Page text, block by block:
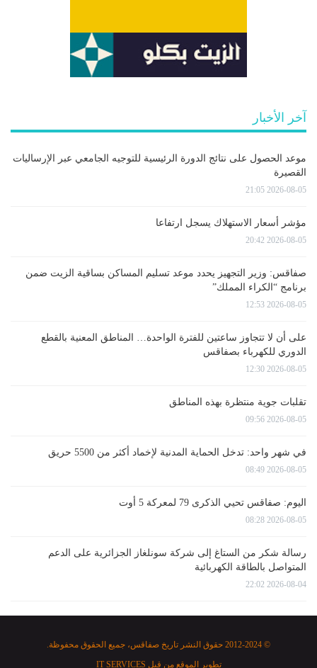
آخر الأخبار
موعد الحصول على نتائج الدورة الرئيسية للتوجيه الجامعي عبر الإرساليات
القصيرة
2026-08-05 21:05
مؤشر أسعار الاستهلاك يسجل ارتفاعا
2026-08-05 20:42
صفاقس: وزير التجهيز يحدد موعد تسليم المساكن بساقية الزيت ضمن
برنامج “الكراء المملك”
2026-08-05 12:53
على أن لا تتجاوز ساعتين للفترة الواحدة… المناطق المعنية بالقطع
الدوري للكهرباء بصفاقس
2026-08-05 12:30
تقلبات جوية منتظرة بهذه المناطق
2026-08-05 09:56
في شهر واحد: تدخل الحماية المدنية لإخماد أكثر من 5500 حريق
2026-08-05 08:49
اليوم: صفاقس تحيي الذكرى 79 لمعركة 5 أوت
2026-08-05 08:28
رسالة شكر من الستاغ إلى شركة سونلغاز الجزائرية على الدعم
المتواصل بالطاقة الكهربائية
2026-08-04 22:02
© 2012-2024 حقوق النشر تاريخ صفاقس، جميع الحقوق محفوظة.
تطوير الموقع من قبل IT SERVICES